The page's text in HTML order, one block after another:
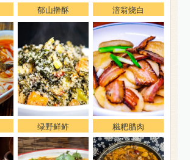
郁山擀酥 涪翁烧白
绿野鲜鲊 糍粑腊肉